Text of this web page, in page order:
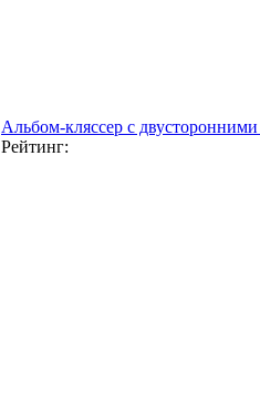
Альбом-кляссер с
Рейтинг: